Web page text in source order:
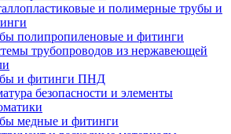
и полимерные трубы и
полипропиленовые и фитинги
трубопроводов из нержавеющей
и фитинги ПНД
безопасности и элементы
медные и фитинги